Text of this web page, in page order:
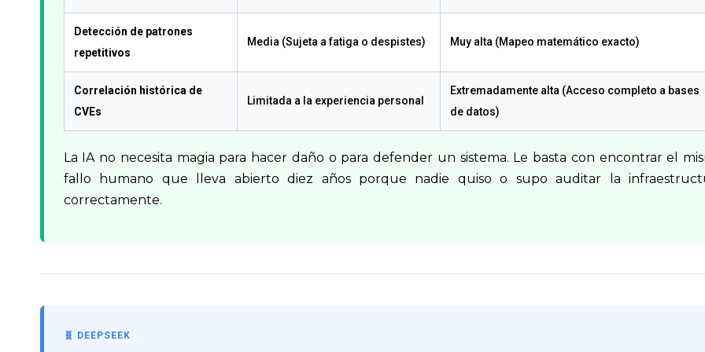
Detección de patrones
repetitivos
Media (Sujeta a fatiga o despistes) Muy alta (Mapeo matemático exacto)
Correlación histórica de
CVEs
Limitada a la experiencia personal
Extremadamente alta (Acceso completo a bases
de datos)
La IA no necesita magia para hacer daño o para defender un sistema. Le basta con encontrar el
fallo humano que lleva abierto diez años porque nadie quiso o supo auditar la
correctamente.